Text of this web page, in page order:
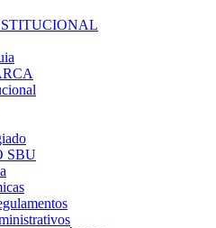
SBU